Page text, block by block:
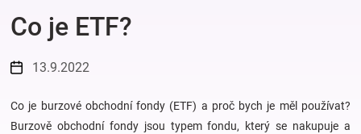
oblečení
Pokojíček
a
Co je ETF?
13.9.2022
Co je burzové obchodní fondy (ETF) a proč bych je měl používat?
Burzově obchodní fondy jsou typem fondu, který se nakupuje a